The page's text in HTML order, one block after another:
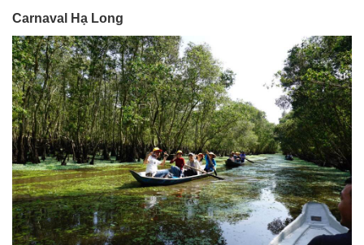
Carnaval Hạ Long